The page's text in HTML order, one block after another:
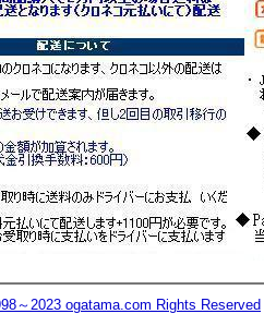
～2023 ogatama.com Rights Reserved